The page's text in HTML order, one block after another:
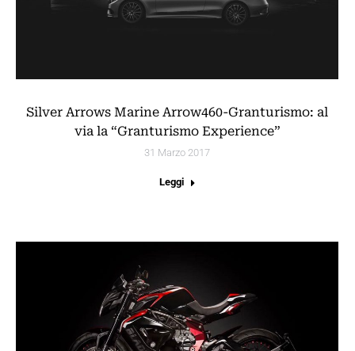
Silver Arrows Marine Arrow460-Granturismo: al
via la “Granturismo Experience”
31 Marzo 2017
Leggi